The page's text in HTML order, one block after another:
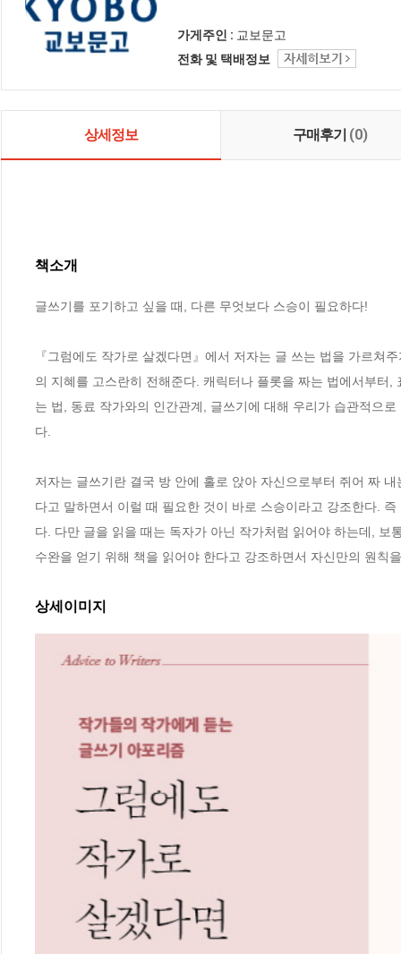
가게주인 : 교보문고
전화 및 택배정보
상세정보 구매후기 (0)
책소개
글쓰기를 포기하고 싶을 때, 다른 무엇보다 스승이 필요하다!
『그럼에도 작가로 살겠다면』에서 저자는 글 쓰는 법을 가르쳐
의 지혜를 고스란히 전해준다. 캐릭터나 플롯을 짜는 법에서부터
는 법, 동료 작가와의 인간관계, 글쓰기에 대해 우리가 습관적으
다.
저자는 글쓰기란 결국 방 안에 홀로 앉아 자신으로부터 쥐어 짜
다고 말하면서 이럴 때 필요한 것이 바로 스승이라고 강조한다.
다. 다만 글을 읽을 때는 독자가 아닌 작가처럼 읽어야 하는데,
수완을 얻기 위해 책을 읽어야 한다고 강조하면서 자신만의 원칙
상세이미지